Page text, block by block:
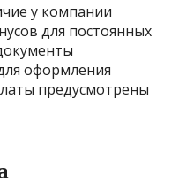
у компании
для постоянных
оформления
предусмотрены